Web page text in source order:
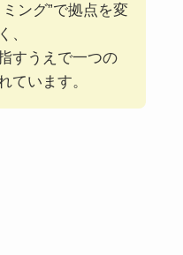
ング”で拠点を変
、
すうえで一つの
ています。